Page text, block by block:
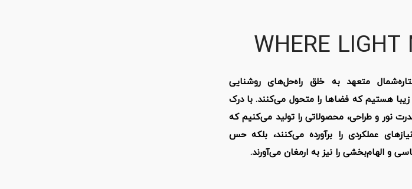
WHERE LIGHT
متعهد به خلق راه‌حل‌های روشنایی
زیبا هستیم که فضاها را متحول می‌کنند. با درک
نور و طراحی، محصولاتی را تولید می‌کنیم که
عملکردی را برآورده می‌کنند، بلکه حس
و الهام‌بخشی را نیز به ارمغان می‌آورند.